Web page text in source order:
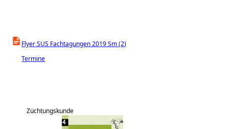
Flyer SUS Fachtagungen 2019 Sm (2)
Termine
Züchtungskunde